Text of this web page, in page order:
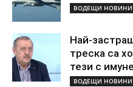
ВОДЕЩИ НОВИНИ
Най-
треска са
тези с
ВОДЕЩИ НОВИНИ